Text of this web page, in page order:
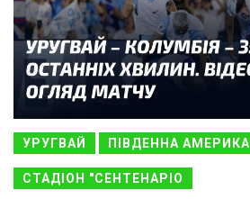
УРУГВАЙ ПІВДЕННА АМЕРИКА
СТАДІОН "СЕНТЕНАРІО